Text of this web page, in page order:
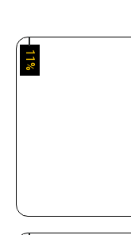
11%